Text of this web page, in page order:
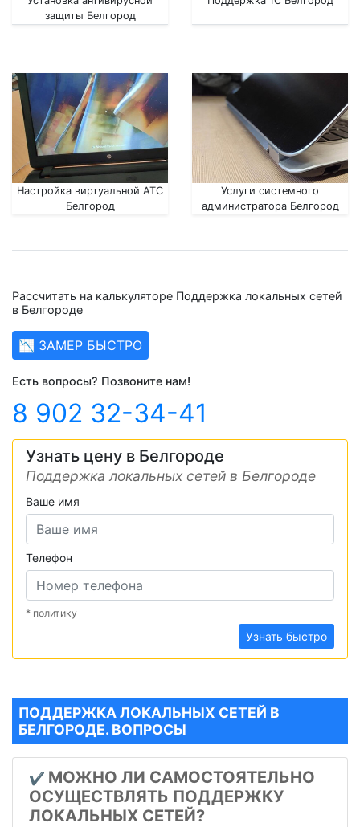
защиты Белгород
Настройка виртуальной АТС
Белгород
Услуги системного
администратора Белгород
Рассчитать на калькуляторе Поддержка локальных сетей
в Белгороде
📉 ЗАМЕР БЫСТРО
Есть вопросы? Позвоните нам!
8 902 32-34-41
Узнать цену в Белгороде
Поддержка локальных сетей в Белгороде
Ваше имя
Телефон
* политику
Узнать быстро
ПОДДЕРЖКА ЛОКАЛЬНЫХ СЕТЕЙ В
БЕЛГОРОДЕ. ВОПРОСЫ
✔️ МОЖНО ЛИ САМОСТОЯТЕЛЬНО
ОСУЩЕСТВЛЯТЬ ПОДДЕРЖКУ
ЛОКАЛЬНЫХ СЕТЕЙ?